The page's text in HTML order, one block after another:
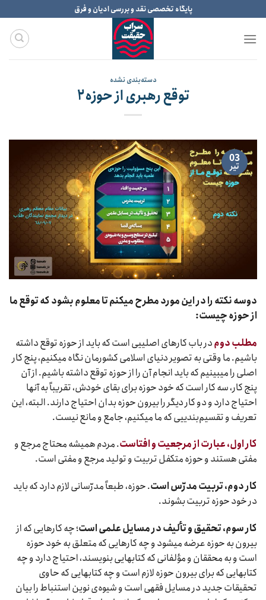
to
content
پایگاه تخصصی نقد و بررسی ادیان و فرق
دسته‌بندی نشده
توقع رهبری از حوزه۲
03
تیر
دوسه نکته را در این مورد مطرح میکنم تا معلوم بشود که توقع ما
از حوزه چیست:
مطلب دومدر باب کارهای اصلییی است که باید از حوزه توقع داشته
باشیم. ما وقتی به تصویر دنیای اسلامی کشورمان نگاه میکنیم، پنج کار
اصلی را میبینیم که باید انجام آن را از حوزه توقع داشته باشیم. از آن
پنج کار، سه کار است که خود حوزه برای بقای خودش، تقریباً به آنها
احتیاج دارد و دو کار دیگر را بیرون حوزه بدان احتیاج دارند. البته، این
تعریف و تقسیم‌بندییی که ما میکنیم، جامع و مانع نیست.
کار اول، عبارت از مرجعیت و افتاست. مردم همیشه محتاج مرجع و
مفتی هستند و حوزه متکفل تربیت و تولید مرجع و مفتی است.
کار دوم، تربیت مدرّس است. حوزه، طبعاً مدرّسانی لازم دارد که باید
در خود حوزه تربیت بشوند.
کار سوم، تحقیق و تألیف در مسایل علمی است؛ چه کارهایی که از
بیرون به حوزه عرضه میشود و چه کارهایی که متعلق به خود حوزه
است و به محققان و مؤلفانی که کتابهایی بنویسند، احتیاج دارد و چه
کتابهایی که برای بیرون حوزه لازم است و چه کتابهایی که حاوی
تحقیقات جدید در مسایل فقهی است و شیوه‌ی نوین استنباط را بیان